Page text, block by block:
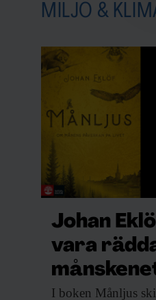
MILJÖ &
Johan
vara
I boken Månljus